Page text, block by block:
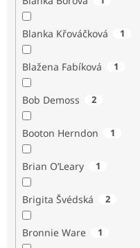
Blanka Křováčková 1
Blažena Fabíková 1
Bob Demoss 2
Booton Herndon 1
Brian O’Leary 1
Brigita Švédská 2
Bronnie Ware 1